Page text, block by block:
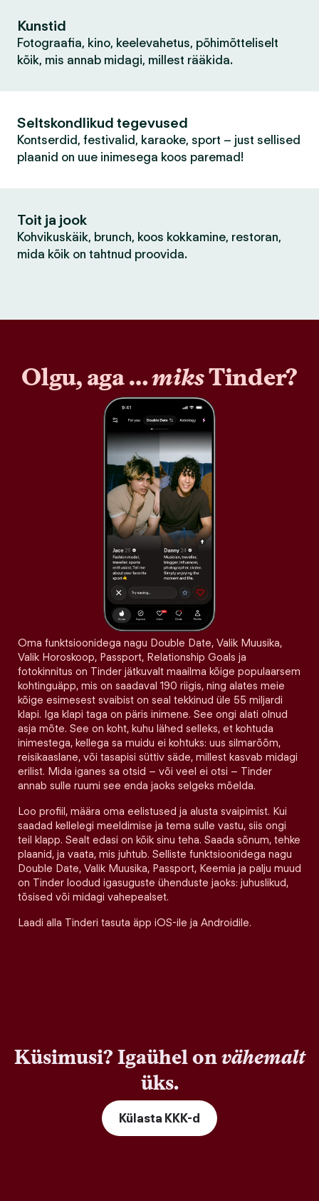
Kunstid
Fotograafia, kino, keelevahetus, põhimõtteliselt
kõik, mis annab midagi, millest rääkida.
Seltskondlikud tegevused
Kontserdid, festivalid, karaoke, sport – just sellised
plaanid on uue inimesega koos paremad!
Toit ja jook
Kohvikuskäik, brunch, koos kokkamine, restoran,
mida kõik on tahtnud proovida.
Olgu, aga …miksTinder?
Oma funktsioonidega nagu Double Date, Valik Muusika,
Valik Horoskoop, Passport, Relationship Goals ja
fotokinnitus on Tinder jätkuvalt maailma kõige populaarsem
kohtinguäpp, mis on saadaval 190 riigis, ning alates meie
kõige esimesest svaibist on seal tekkinud üle 55 miljardi
klapi. Iga klapi taga on päris inimene. See ongi alati olnud
asja mõte. See on koht, kuhu lähed selleks, et kohtuda
inimestega, kellega sa muidu ei kohtuks: uus silmarõõm,
reisikaaslane, või tasapisi süttiv säde, millest kasvab midagi
erilist. Mida iganes sa otsid – või veel ei otsi – Tinder
annab sulle ruumi see enda jaoks selgeks mõelda.
Loo profiil, määra oma eelistused ja alusta svaipimist. Kui
saadad kellelegi meeldimise ja tema sulle vastu, siis ongi
teil klapp. Sealt edasi on kõik sinu teha. Saada sõnum, tehke
plaanid, ja vaata, mis juhtub. Selliste funktsioonidega nagu
Double Date, Valik Muusika, Passport, Keemia ja palju muud
on Tinder loodud igasuguste ühenduste jaoks: juhuslikud,
tõsised või midagi vahepealset.
Laadi alla Tinderi tasuta äpp iOS-ile ja Androidile.
Küsimusi? Igaühel onvähemalt
üks.
Külasta KKK-d